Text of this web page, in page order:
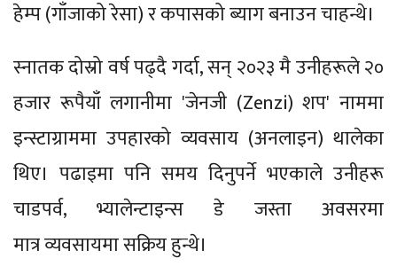
हेम्प (गाँजाको रेसा) र कपासको ब्याग बनाउन चाहन्थे।
स्नातक दोस्रो वर्ष पढ्दै गर्दा, सन् २०२३ मै उनीहरूले २०
हजार रूपैयाँ लगानीमा 'जेनजी (Zenzi) शप' नाममा
इन्स्टाग्राममा उपहारको व्यवसाय (अनलाइन) थालेका
थिए। पढाइमा पनि समय दिनुपर्ने भएकाले उनीहरू
चाडपर्व, भ्यालेन्टाइन्स डे जस्ता अवसरमा
मात्र व्यवसायमा सक्रिय हुन्थे।